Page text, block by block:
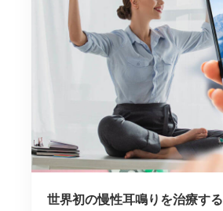
世界初の慢性耳鳴りを治療する